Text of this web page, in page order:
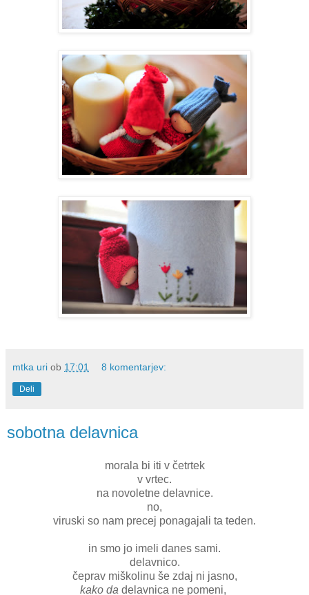
mtka uri ob 17:01 8 komentarjev:
Deli
sobotna delavnica
morala bi iti v četrtek
v vrtec.
na novoletne delavnice.
no,
viruski so nam precej ponagajali ta teden.
in smo jo imeli danes sami.
delavnico.
čeprav miškolinu še zdaj ni jasno,
kako da delavnica ne pomeni,